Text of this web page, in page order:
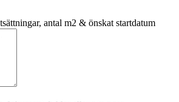
antal m2 & önskat startdatum